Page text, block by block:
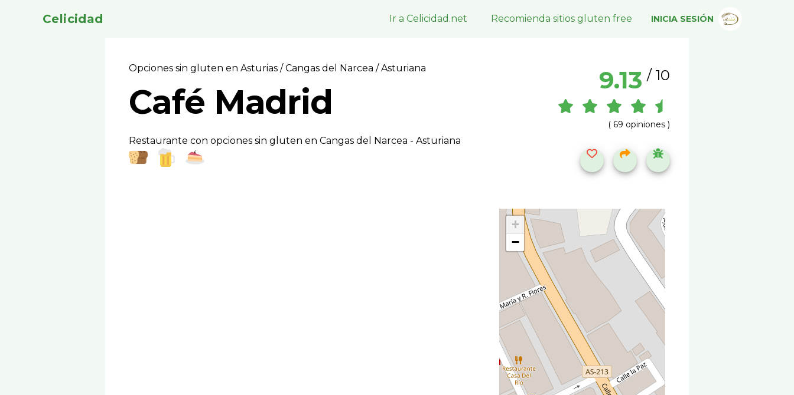
Celicidad Ir a Celicidad.net Recomienda sitios gluten free INICIA SESIÓN
Opciones sin gluten en Asturias/Cangas del Narcea / Asturiana
Café Madrid
Restaurante con opciones sin gluten en Cangas del Narcea - Asturiana
9.13 / 10
( 69 opiniones )
+
−